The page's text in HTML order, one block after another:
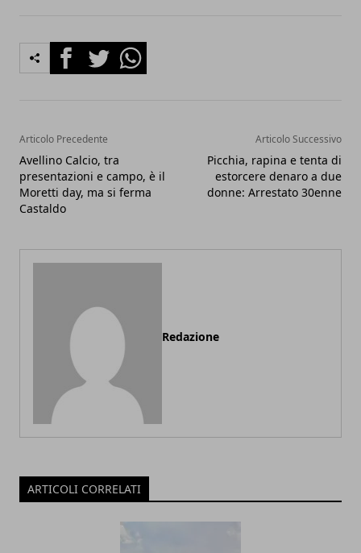
FacebookTwitterWhatsapp
Articolo Precedente
Avellino Calcio, tra
presentazioni e campo, è il
Moretti day, ma si ferma
Castaldo
Articolo Successivo
Picchia, rapina e tenta di
estorcere denaro a due
donne: Arrestato 30enne
Redazione
ARTICOLI CORRELATI